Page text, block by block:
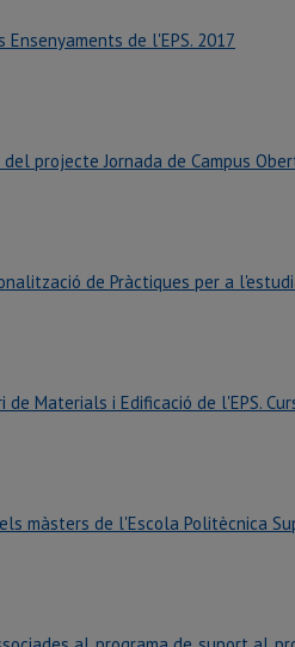
de l'EPS. 2017
projecte Jornada de Campus
de Pràctiques per a
Materials i Edificació de l'EPS.
màsters de l'Escola Politècnica